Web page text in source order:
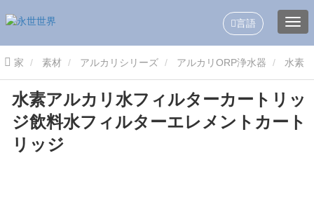
言語
家 素材 アルカリシリーズ アルカリORP浄水器
アルカリ水フィルターカートリッジ飲料水フィルターエレメントカー
トリッジ
水素アルカリ水フィルターカートリッ
ジ飲料水フィルターエレメントカート
リッジ